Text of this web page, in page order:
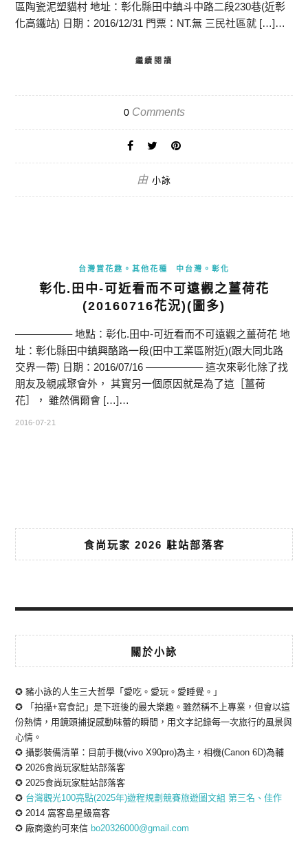
區陶瓷泥塑貓村 地址：彰化縣田中鎮斗中路二段230巷(近彰
化高鐵站) 日期：2016/12/31 門票：NT.無 三民社區就 […]…
繼續閱讀
0Comments
由 小詠
台灣賞花趣。其他花種 中台灣。彰化
彰化.田中-可近看而不可遠觀之薑荷花
(20160716花況)(圖多)
—————– 地點：彰化.田中-可近看而不可遠觀之薑荷花 地
址：彰化縣田中鎮興酪路一段(田中工業區附近)(跟大同北路
交界一帶) 日期：2016/07/16 —————– 這次來彰化除了找
朋友及親戚聚會外， 其實另一個原因就是為了這［薑荷
花］， 雖然偶爾會 […]…
2016-07-21
食尚玩家 2026 駐站部落客
關於小詠
✪ 豬小詠的人生三大哲學「愛吃。愛玩。愛睡覺。」
✪ 「拍攝+寫食記」是下班後的最大樂趣。雖然稱不上專業，但會以這
份熱情，用鏡頭捕捉感動味蕾的瞬間，用文字記錄每一次旅行的風景與
心情。
✪ 攝影裝備清單：目前手機(vivo X90pro)為主，相機(Canon 6D)為輔
✪ 2026食尚玩家駐站部落客
✪ 2025食尚玩家駐站部落客
✪ 台灣觀光100亮點(2025年)遊程規劃競賽旅遊圖文組 第三名、佳作
✪ 2014 窩客島星級窩客
✪ 廠商邀約可來信 bo20326000@gmail.com